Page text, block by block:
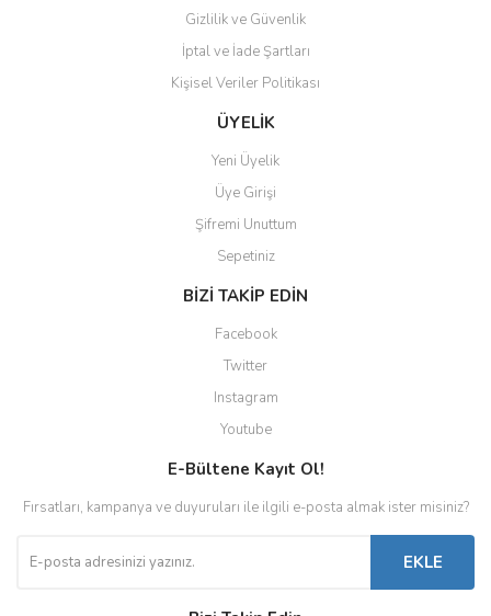
Gizlilik ve Güvenlik
İptal ve İade Şartları
Kişisel Veriler Politikası
ÜYELİK
Yeni Üyelik
Üye Girişi
Şifremi Unuttum
Sepetiniz
BİZİ TAKİP EDİN
Facebook
Twitter
Instagram
Youtube
E-Bültene Kayıt Ol!
Fırsatları, kampanya ve duyuruları ile ilgili e-posta almak ister misiniz?
EKLE